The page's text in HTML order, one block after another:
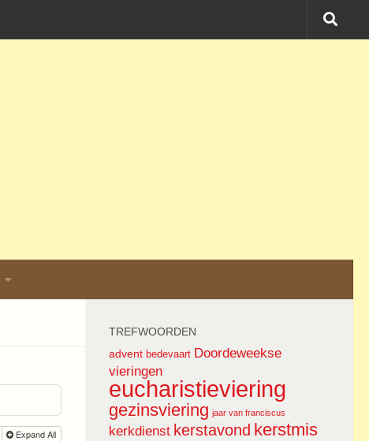
Expand All
TREFWOORDEN
advent bedevaart Doordeweekse
vieringen
eucharistieviering
gezinsviering jaar van franciscus
kerkdienst kerstavond kerstmis